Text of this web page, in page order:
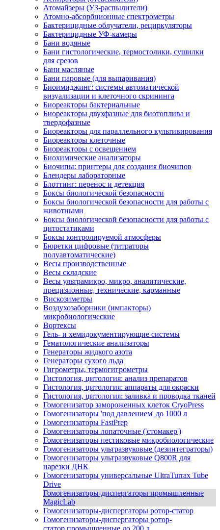
Атомайзеры (УЗ-распылители)
Атомно-абсорбционные спектрометры
Бактерицидные облучатели, рециркуляторы
Бактерицидные УФ-камеры
Бани водяные
Бани гистологические, термостолики, сушилки
для срезов
Бани масляные
Бани паровые (для выпаривания)
Биоимиджинг: системы автоматической
визуализации и клеточного скрининга
Биореакторы бактериальные
Биореакторы двухфазные для биотоплива и
твердофазные
Биореакторы для параллельного культивирования
Биореакторы клеточные
Биореакторы с освещением
Биохимические анализаторы
Биочипы: принтеры для создания биочипов
Блендеры лабораторные
Блоттинг: перенос и детекция
Боксы биологической безопасности
Боксы биологической безопасности для работы с
животными
Боксы биологической безопасности для работы с
цитостатиками
Боксы контролируемой атмосферы
Бюретки цифровые (титраторы
полуавтоматические)
Весы производственные
Весы складские
Весы ультрамикро, микро, аналитические,
прецизионные, технические, карманные
Вискозиметры
Воздухозаборники (импакторы)
микробиологические
Вортексы
Гель- и хемидокументирующие системы
Гематологические анализаторы
Генераторы жидкого азота
Генераторы сухого льда
Гигрометры, термогигрометры
Гистология, цитология: анализ препаратов
Гистология, цитология: аппараты для окраски
Гистология, цитология: заливка и проводка тканей
Гомогенизатор замороженных клеток CryoPress
Гомогенизаторы 'под давлением' до 1000 л
Гомогенизаторы FastPrep
Гомогенизаторы лопаточные ('стомакер')
Гомогенизаторы пестиковые микробиологические
Гомогенизаторы ультразвуковые (дезинтеграторы)
Гомогенизаторы ультразвуковые Q800R для
нарезки ДНК
Гомогенизаторы универсальные UltraTurrax Tube
Drive
Гомогенизаторы-диспергаторы промышленные
MagicLab
Гомогенизаторы-диспергаторы ротор-статор
Гомогенизаторы-диспергаторы ротор-
статор промышленные до 200 л